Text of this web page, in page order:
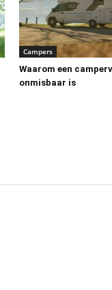
Campers
Waarom een
onmisbaar is